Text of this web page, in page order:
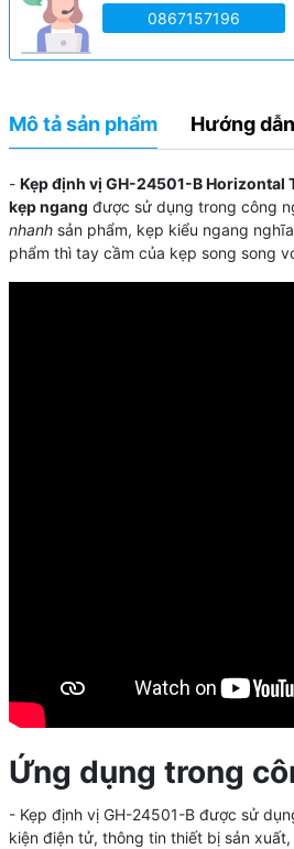
0867157196
Mô tả sản phẩm Hướng
- Kẹp định vị GH-24501-B Horizontal
kẹp ngang được sử dụng trong công
nhanhsản phẩm, kẹp kiểu ngang
phẩm thì tay cầm của kẹp song song
Ứng dụng trong
- Kẹp định vị GH-24501-B được sử
kiện điện tử, thông tin thiết bị sản